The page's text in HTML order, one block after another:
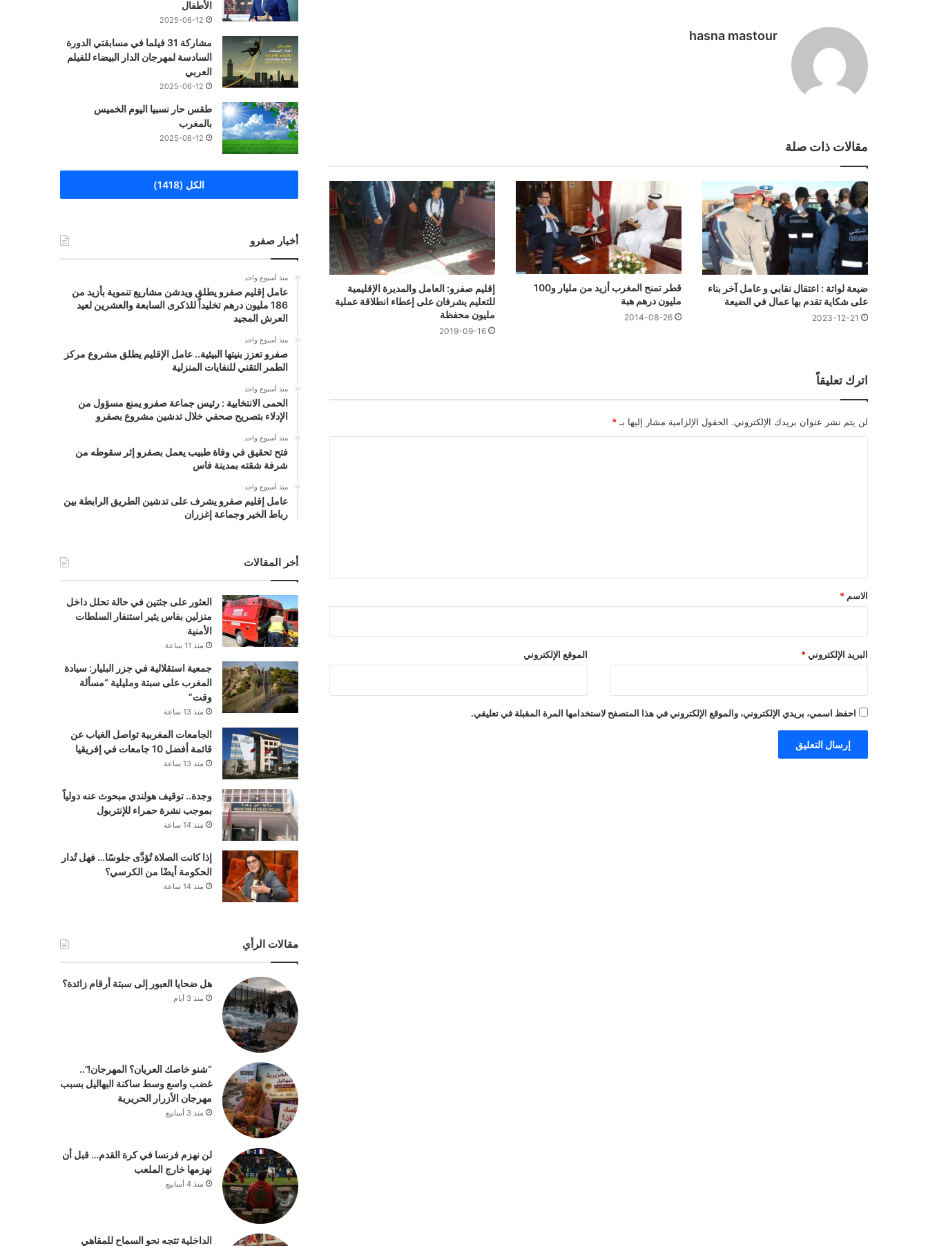
hasna mastour
مقالات ذات صلة
ضيعة لواتة : اعتقال نقابي و عامل آخر بناء
على شكاية تقدم بها عمال في الضيعة
2023-12-21
قطر تمنح المغرب أزيد من مليار و100
مليون درهم هبة
2014-08-26
إقليم صفرو: العامل والمديرة الإقليمية
للتعليم يشرفان على إعطاء انطلاقة عملية
مليون محفظة
2019-09-16
اترك تعليقاً
لن يتم نشر عنوان بريدك الإلكتروني. الحقول الإلزامية مشار إليها بـ *
*
الاسم *
البريد الإلكتروني * الموقع الإلكتروني
احفظ اسمي، بريدي الإلكتروني، والموقع الإلكتروني في هذا المتصفح لاستخدامها المرة المقبلة في تعليقي.
الأطفال
2025-06-12
مشاركة 31 فيلما في مسابقتي الدورة
السادسة لمهرجان الدار البيضاء للفيلم
العربي
2025-06-12
طقس حار نسبيا اليوم الخميس
بالمغرب
2025-06-12
الكل (1418)
أخبار صفرو
منذ أسبوع واحد
عامل إقليم صفرو يطلق ويدشن مشاريع تنموية بأزيد من
186 مليون درهم تخليداً للذكرى السابعة والعشرين لعيد
العرش المجيد
منذ أسبوع واحد
صفرو تعزز بنيتها البيئية.. عامل الإقليم يطلق مشروع مركز
الطمر التقني للنفايات المنزلية
منذ أسبوع واحد
الحمى الانتخابية : رئيس جماعة صفرو يمنع مسؤول من
الإدلاء بتصريح صحفي خلال تدشين مشروع بصفرو
منذ أسبوع واحد
فتح تحقيق في وفاة طبيب يعمل بصفرو إثر سقوطه من
شرفة شقته بمدينة فاس
منذ أسبوع واحد
عامل إقليم صفرو يشرف على تدشين الطريق الرابطة بين
رباط الخير وجماعة إغزران
أخر المقالات
العثور على جثتين في حالة تحلل داخل
منزلين بفاس يثير استنفار السلطات
الأمنية
منذ 11 ساعة
جمعية استقلالية في جزر البليار: سيادة
المغرب على سبتة ومليلية “مسألة
وقت”
منذ 13 ساعة
الجامعات المغربية تواصل الغياب عن
قائمة أفضل 10 جامعات في إفريقيا
منذ 13 ساعة
وجدة.. توقيف هولندي مبحوث عنه دولياً
بموجب نشرة حمراء للإنتربول
منذ 14 ساعة
إذا كانت الصلاة تُؤدَّى جلوسًا… فهل تُدار
الحكومة أيضًا من الكرسي؟
منذ 14 ساعة
مقالات الرأي
هل ضحايا العبور إلى سبتة أرقام زائدة؟
منذ 3 أيام
“شنو خاصك العريان؟ المهرجان!”..
غضب واسع وسط ساكنة البهاليل بسبب
مهرجان الأزرار الحريرية
منذ 3 أسابيع
لن نهزم فرنسا في كرة القدم… قبل أن
نهزمها خارج الملعب
منذ 4 أسابيع
الداخلية تتجه نحو السماح للمقاهي